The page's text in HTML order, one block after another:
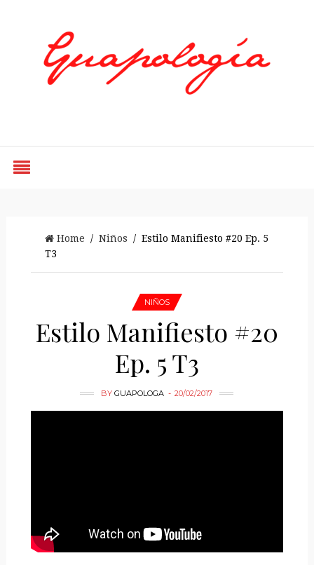
Home / Niños / Estilo Manifiesto #20 Ep. 5
T3
NIÑOS
Estilo Manifiesto #20
Ep. 5 T3
BYGUAPOLOGA 20/02/2017